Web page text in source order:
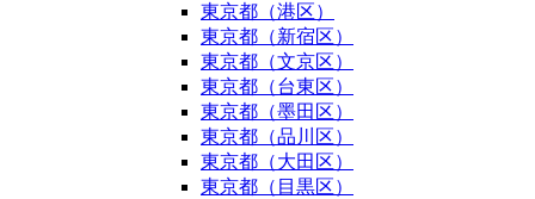
東京都（港区）
東京都（新宿区）
東京都（文京区）
東京都（台東区）
東京都（墨田区）
東京都（品川区）
東京都（大田区）
東京都（目黒区）